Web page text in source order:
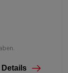
Details